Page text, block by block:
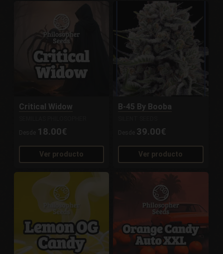
Critical Widow
Desde
18.00€
Ver producto
B-45 By Booba
Desde 39.00€
Ver producto